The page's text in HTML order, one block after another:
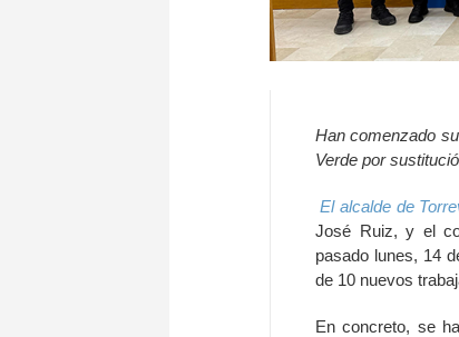
Han comenzado
Verde por
El alcalde de
José Ruiz, y el
pasado lunes, 14
de 10 nuevos
En concreto, se